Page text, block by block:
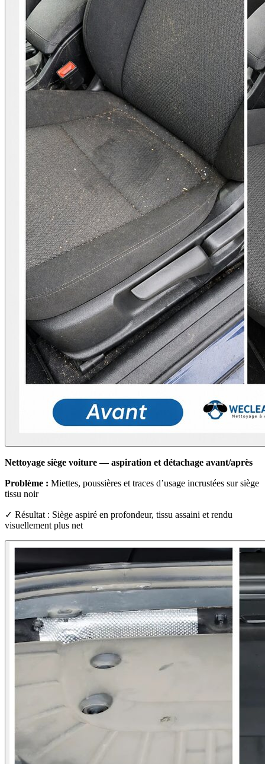
Nettoyage siège voiture — aspiration et détachage avant/après
Problème : Miettes, poussières et traces d’usage incrustées sur siège
tissu noir
✓ Résultat : Siège aspiré en profondeur, tissu assaini et rendu
visuellement plus net